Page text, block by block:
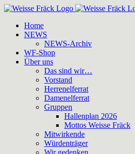
Zum
springenHome
NEWS
NEWS-Archiv
WF-Shop
Über uns
Das sind wir…
Vorstand
Herrenelferrat
Damenelferrat
Gruppen
Hallenplan 2026
Mottos Weisse Fräck
Mitwirkende
Würdenträger
Wir gedenken